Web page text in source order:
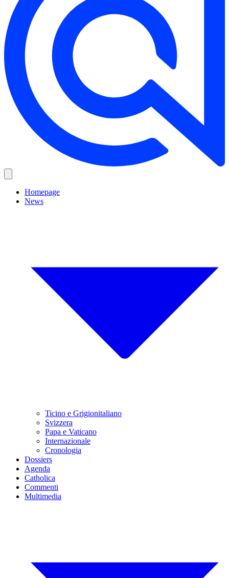
Homepage
News
Ticino e Grigionitaliano
Svizzera
Papa e Vaticano
Internazionale
Cronologia
Dossiers
Agenda
Catholica
Commenti
Multimedia